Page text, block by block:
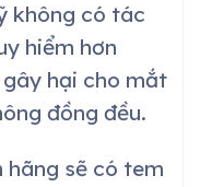
không có tác
hiểm hơn
hại cho mắt
đồng đều.
hãng sẽ có tem